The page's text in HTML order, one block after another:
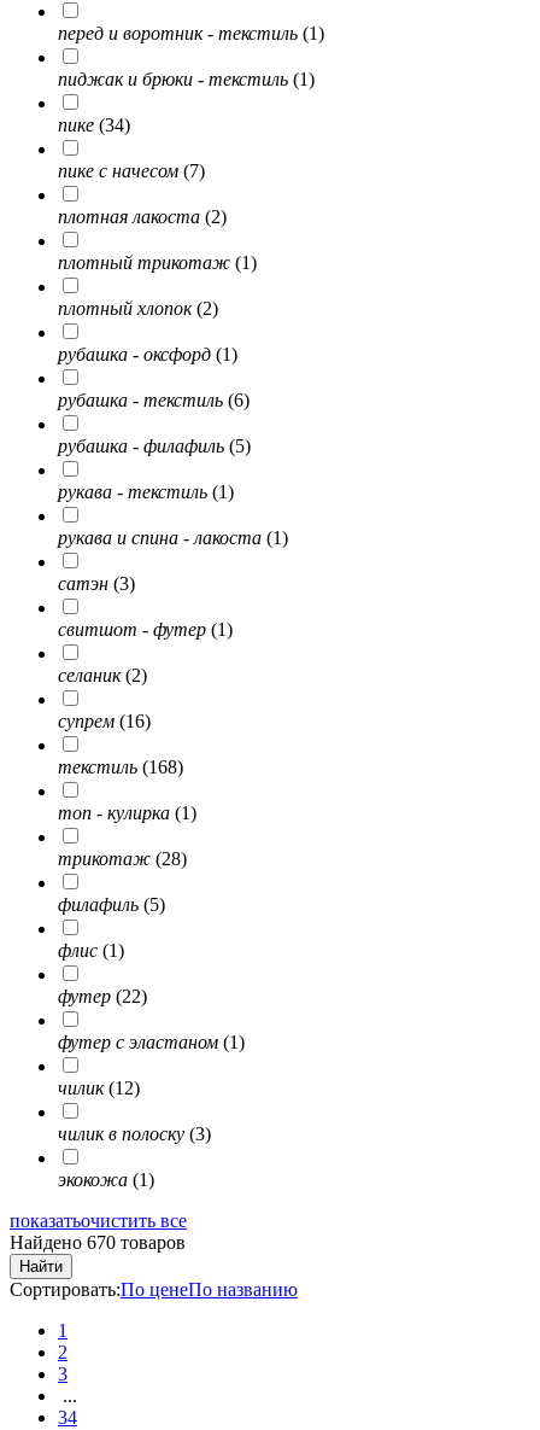
перед и воротник - текстиль (1)
пиджак и брюки - текстиль (1)
пике (34)
пике с начесом (7)
плотная лакоста (2)
плотный трикотаж (1)
плотный хлопок(2)
рубашка - оксфорд (1)
рубашка - текстиль (6)
рубашка - филафиль (5)
рукава - текстиль (1)
рукава и спина - лакоста (1)
сатэн (3)
свитшот - футер (1)
селаник(2)
супрем (16)
текстиль (168)
топ - кулирка (1)
трикотаж (28)
филафиль (5)
флис (1)
футер (22)
футер с эластаном (1)
чилик(12)
чилик в полоску (3)
экокожа (1)
показатьочистить все
Найдено 670 товаров
Найти
Сортировать:По ценеПо названию
1
2
3
...
34